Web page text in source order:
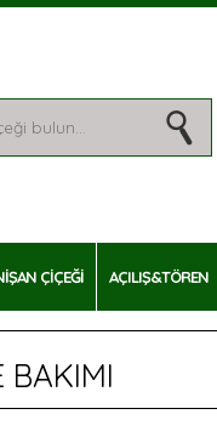
ÇİÇEĞİ AÇILIŞ&TÖREN
BAKIMI